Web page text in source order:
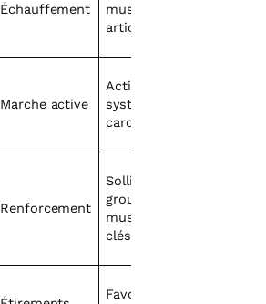
Échauffement
muscles et
articulations
Marche active
Activer le
système
cardiovasculaire
Renforcement
Solliciter les
groupes
musculaires
clés
Favoriser la